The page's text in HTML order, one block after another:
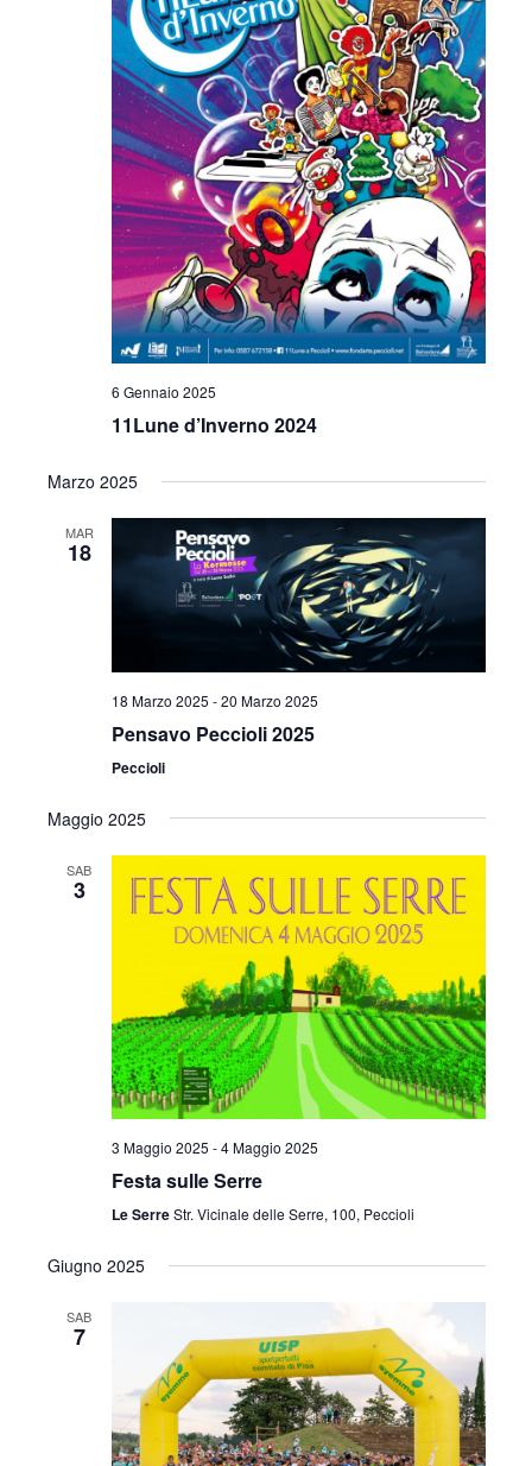
6 Gennaio 2025
11Lune d’Inverno 2024
Marzo 2025
MAR
18
18 Marzo 2025 -20 Marzo 2025
Pensavo Peccioli 2025
Peccioli
Maggio 2025
SAB
3
3 Maggio 2025 -4 Maggio 2025
Festa sulle Serre
Le SerreStr. Vicinale delle Serre, 100, Peccioli
Giugno 2025
SAB
7